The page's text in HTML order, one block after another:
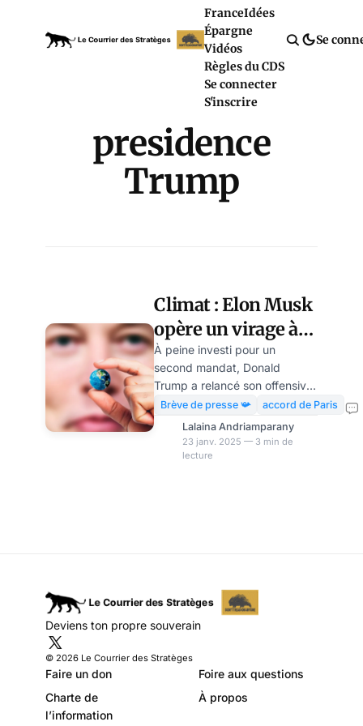
FranceIdées
Épargne
Vidéos
Règles du CDS
Se connecter
S'inscrire
Se
presidence
Trump
Climat : Elon Musk
opère un virage à
180°
À peine investi pour un
second mandat, Donald
Trump a relancé son offensive
contre l’Accord de Paris. En
signant, dès son premier jour à
la Maison-Blanche, un décret
actant le retrait des États-Unis
semble aujourd’hui avoir
perdu de vue ses propres
convictions. Le décret signé
par Trump le 20 janvier
marque un nouvel
Brève de presse 📯
accord de Paris
Lalaina Andriamparany
23 janv. 2025 — 3 min de
lecture
Deviens ton propre souverain
© 2026 Le Courrier des Stratèges
Faire un don
Foire aux questions
Charte de
l’information
À propos